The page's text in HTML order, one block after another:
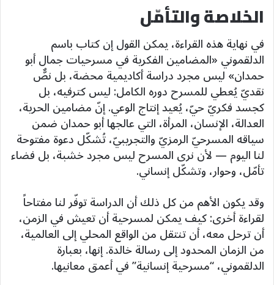
الخلاصة والتأمّل
في نهاية هذه القراءة، يمكن القول إن كتاب باسم
الدلقموني «المضامين الفكرية في مسرحيات جمال أبو
حمدان» ليس مجرد دراسة أكاديمية محضة، بل نصٌّ
نقديّ يُعطي للمسرح دوره الكامل: ليس كترفيه، بل
كجسد فكريّ حيّ، يُعيد إنتاج الوعي. إنّ مضامين الحرية،
العدالة، الإنسان، المرأة، التي عالجها أبو حمدان ضمن
سياقه المسرحيّ الرمزيّ والتجريبيّ، تُشكّل دعوة مفتوحة
لنا اليوم — لأن نرى المسرح ليس مجرد خشبة، بل فضاء
تأمّل، وحوار، وتشكّل إنساني.
وقد يكون الأهم من كل ذلك أن الدراسة توفّر لنا مفتاحاً
لقراءة أخرى: كيف يمكن لمسرحية أن تعيش في الزمن،
أن ترحل معه، أن تنتقل من الواقع المحلي إلى العالمية،
من الزمان المحدود إلى رسالة خالدة. إنها، بعبارة
الدلقموني، “مسرحية إنسانية” في أعمق معانيها.